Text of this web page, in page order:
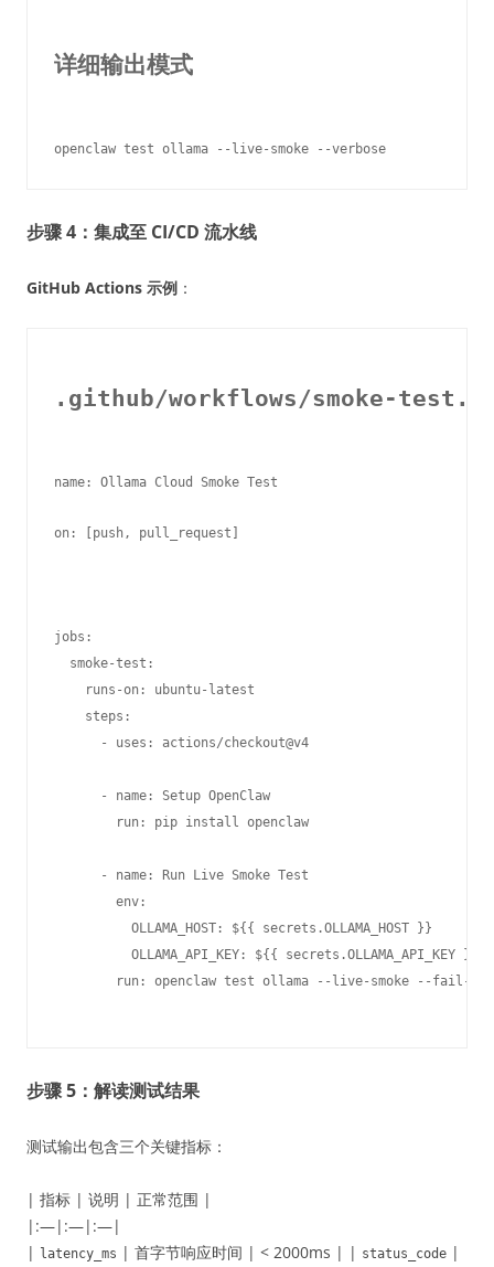
详细输出模式
步骤 4：集成至 CI/CD 流水线
GitHub Actions 示例 ：
.github/workflows/smoke-
name: Ollama Cloud Smoke Test
on: [push, pull_request]
jobs:
  smoke-test:
    runs-on: ubuntu-latest
    steps:
      - uses: actions/checkout@v4
      - name: Setup OpenClaw
        run: pip install openclaw
      - name: Run Live Smoke Test
        env:
          OLLAMA_HOST: ${{ secrets.OLLAMA_HOST }}
          OLLAMA_API_KEY: ${{ secrets.OLLAMA_API_KEY }}
步骤 5：解读测试结果
测试输出包含三个关键指标：
| 指标 | 说明 | 正常范围 |
|:—|:—|:—|
|
latency_ms | 首字节响应时间 | < 2000ms | | status_code |